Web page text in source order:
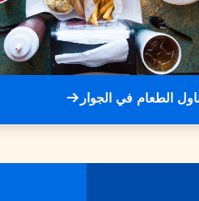
الطعام في الجوار